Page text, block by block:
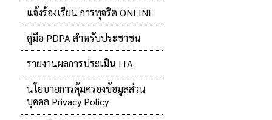
แจ้งร้องเรียน การทุจริต ONLINE
คู่มือ PDPA สำหรับประชาชน
รายงานผลการประเมิน ITA
นโยบายการคุ้มครองข้อมูลส่วน
บุคคล Privacy Policy